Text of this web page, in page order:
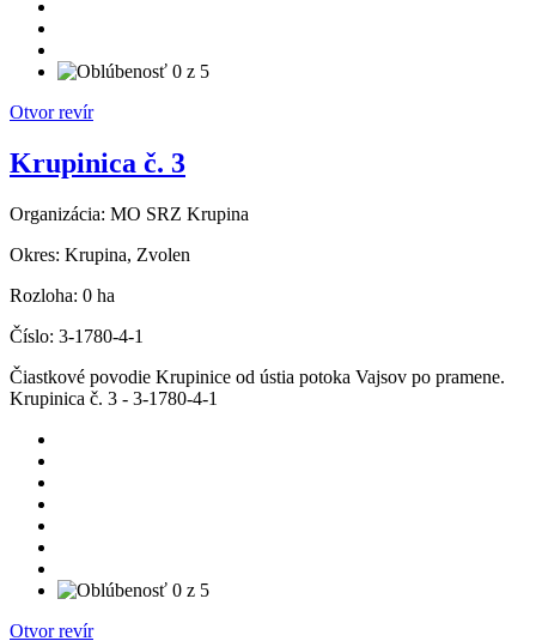
Otvor revír
Krupinica č. 3
Organizácia: MO SRZ Krupina
Okres: Krupina, Zvolen
Rozloha: 0 ha
Číslo: 3-1780-4-1
Čiastkové povodie Krupinice od ústia potoka Vajsov po pramene.
Krupinica č. 3 - 3-1780-4-1
Otvor revír